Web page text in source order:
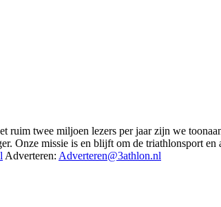
ruim twee miljoen lezers per jaar zijn we
Onze missie is en blijft om de triathlonsport en
Adverteren: Adverteren@3athlon.nl